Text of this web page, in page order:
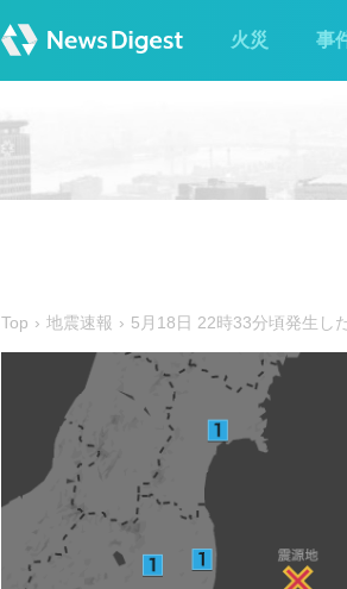
火災 事
Top 地震速報 5月18日 22時33分頃発生し